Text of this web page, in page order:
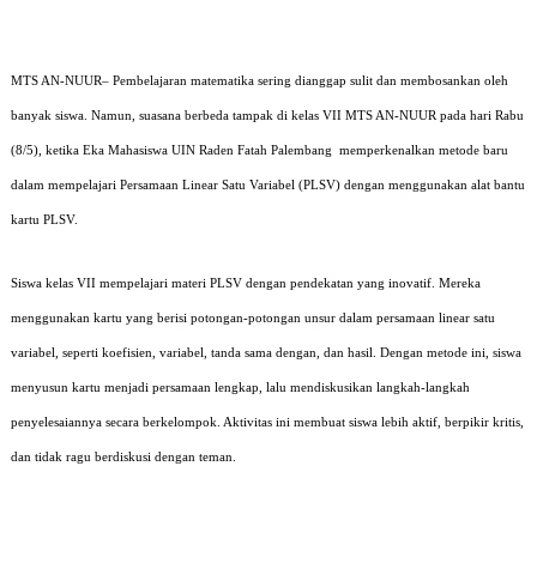
MTS AN-NUUR– Pembelajaran matematika sering dianggap sulit dan membosankan oleh
banyak siswa. Namun, suasana berbeda tampak di kelas VII MTS AN-NUUR pada hari Rabu
(8/5), ketika Eka Mahasiswa UIN Raden Fatah Palembang memperkenalkan metode baru
dalam mempelajari Persamaan Linear Satu Variabel (PLSV) dengan menggunakan alat bantu
kartu PLSV.
Siswa kelas VII mempelajari materi PLSV dengan pendekatan yang inovatif. Mereka
menggunakan kartu yang berisi potongan-potongan unsur dalam persamaan linear satu
variabel, seperti koefisien, variabel, tanda sama dengan, dan hasil. Dengan metode ini, siswa
menyusun kartu menjadi persamaan lengkap, lalu mendiskusikan langkah-langkah
penyelesaiannya secara berkelompok. Aktivitas ini membuat siswa lebih aktif, berpikir kritis,
dan tidak ragu berdiskusi dengan teman.